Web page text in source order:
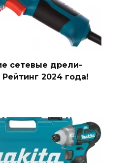
сетевые дрели-
2024 года!